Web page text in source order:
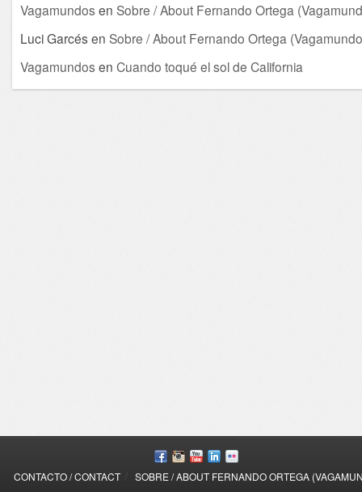
Vagamundos en Sobre / About Fernando Ortega
Luci Garcés en Sobre / About Fernando Ortega
Vagamundos en Cuando toqué el sol de California
CONTACTO / CONTACT
SOBRE / ABOUT FERNANDO ORTEGA